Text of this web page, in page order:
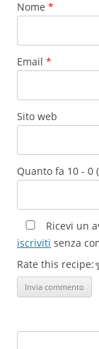
Nome *
Email *
Sito web
Quanto fa 10 - 0
Ricevi un
iscriviti senza
Rate this recipe: